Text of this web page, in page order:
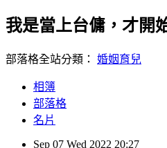
我是當上台傭，才開
部落格全站分類： 婚姻育兒
相簿
部落格
名片
Sep 07 Wed 2022 20:27